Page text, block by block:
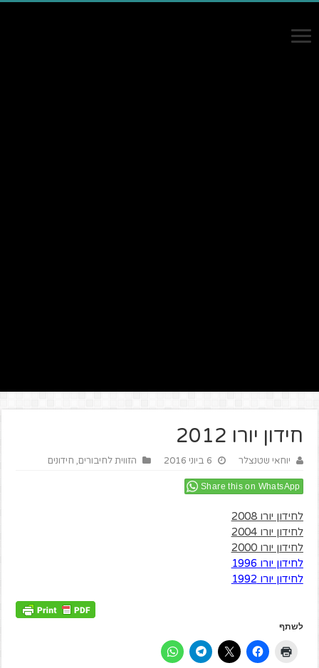
חידון יורו 2012
יוחאי שטנצלר 6 ביוני 2016 הזווית לחיבורים, חידונים
Share this on WhatsApp
לחידון יורו 2008
לחידון יורו 2004
לחידון יורו 2000
לחידון יורו 1996
לחידון יורו 1992
לשתף